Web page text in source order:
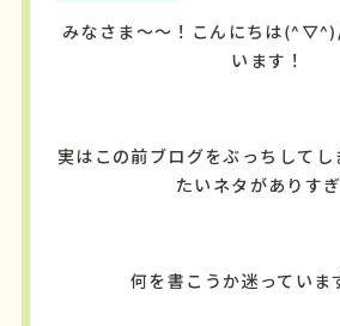
みなさま～～！こんにちは
います！
実はこの前ブログをぶっちしてし
たいネタがありす
何を書こうか迷っていま